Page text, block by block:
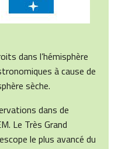
dans l’hémisphère
à cause de
sèche.
dans de
Le Très Grand
le plus avancé du